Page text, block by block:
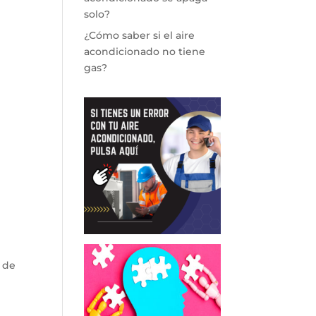
solo?
¿Cómo saber si el aire
acondicionado no tiene
gas?